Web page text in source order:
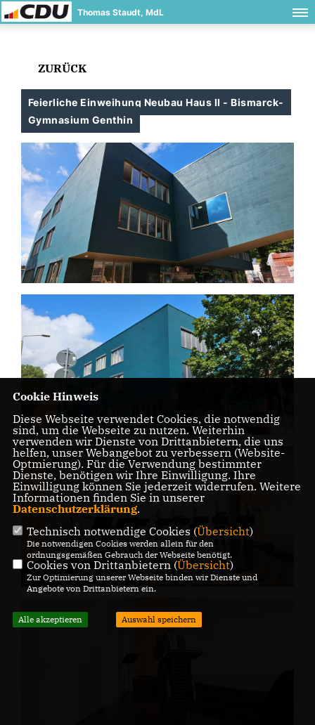
Thomas Staudt, MdL
ZURÜCK
Feierliche Einweihung Neubau Haus II - Bismarck-
Gymnasium Genthin
Cookie Hinweis
Diese Webseite verwendet Cookies, die notwendig
sind, um die Webseite zu nutzen. Weiterhin
verwenden wir Dienste von Drittanbietern, die uns
helfen, unser Webangebot zu verbessern (Website-
Optmierung). Für die Verwendung bestimmter
Dienste, benötigen wir Ihre Einwilligung. Ihre
Einwilligung können Sie jederzeit widerrufen. Weitere
Informationen finden Sie in unserer
Datenschutzerklärung.
Technisch notwendige Cookies (Übersicht)
Die notwendigen Cookies werden allein für den
ordnungsgemäßen Gebrauch der Webseite benötigt.
Cookies von Drittanbietern (Übersicht)
Zur Optimierung unserer Webseite binden wir Dienste und
Angebote von Drittanbietern ein.
Alle akzeptieren Auswahl speichern